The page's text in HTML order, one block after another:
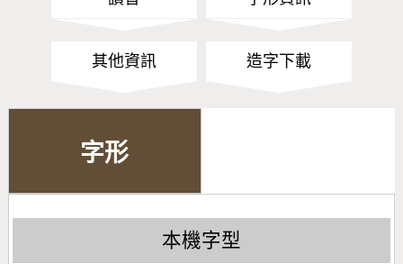
其他資訊 造字下載
字形
本機字型